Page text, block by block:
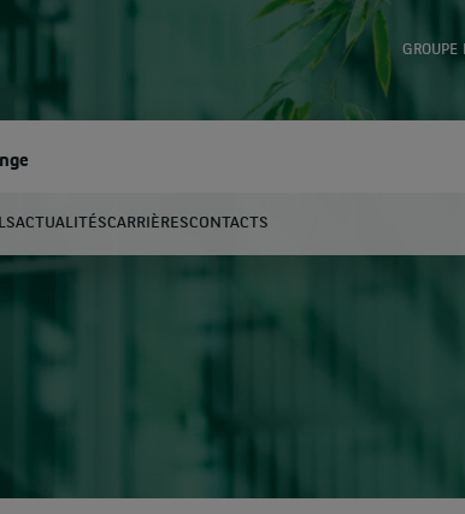
GROUPE
ACTUALITÉSCARRIÈRESCONTACTS